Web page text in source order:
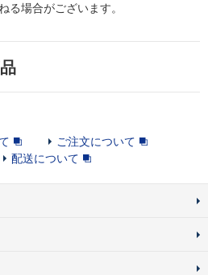
る場合がございます。
ご注文について
配送について